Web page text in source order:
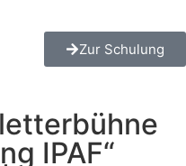
Zur Schulung
IPAF“